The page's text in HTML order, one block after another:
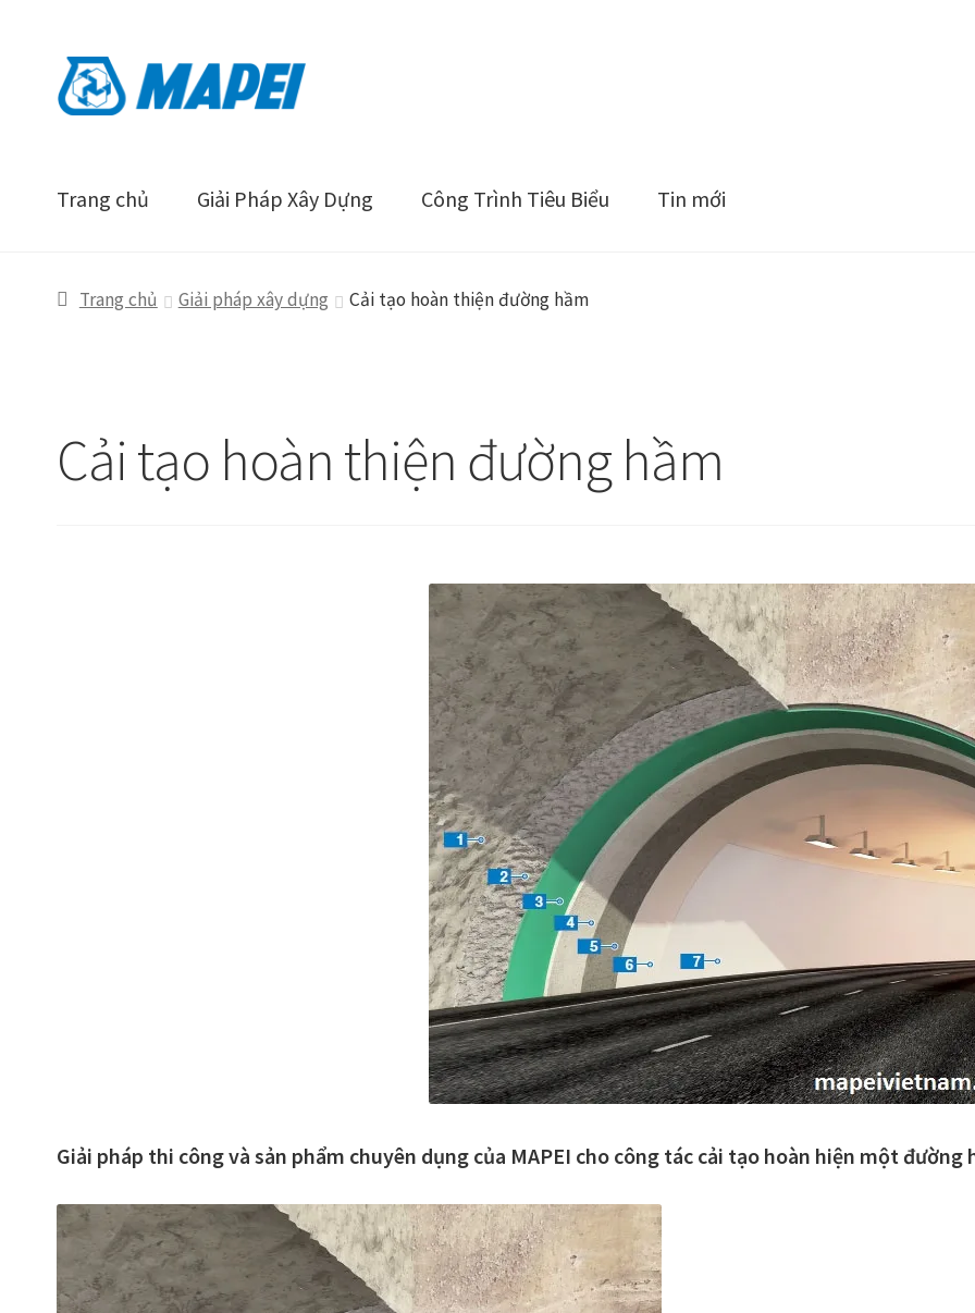
Đi
đến
Chuyển
đến
Trang chủ Giải Pháp Xây Dựng Công Trình Tiêu Biểu Tin mới
Trang chủ Giải pháp xây dựng Cải tạo hoàn thiện đường hầm
Cải tạo hoàn thiện đường hầm
Giải pháp thi công và sản phẩm chuyên dụng của MAPEI cho công tác cải tạo hoàn hiện một đường